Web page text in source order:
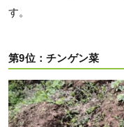
す。
第9位：チンゲン菜